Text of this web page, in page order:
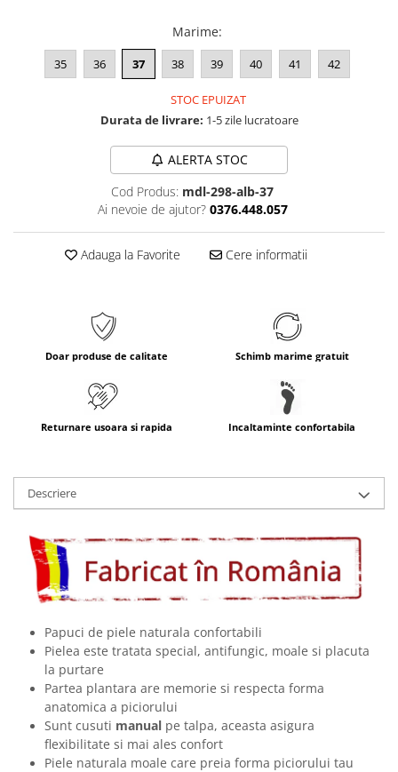
Marime:
35 36 37 38 39 40 41 42
STOC EPUIZAT
Durata de livrare: 1-5 zile lucratoare
ALERTA STOC
Cod Produs: mdl-298-alb-37
Ai nevoie de ajutor? 0376.448.057
Adauga la Favorite Cere informatii
Doar produse de calitate Schimb marime gratuit
Returnare usoara si rapida Incaltaminte confortabila
Descriere
Papuci de piele naturala confortabili
Pielea este tratata special, antifungic, moale si placuta
la purtare
Partea plantara are memorie si respecta forma
anatomica a piciorului
Sunt cusuti manual pe talpa, aceasta asigura
flexibilitate si mai ales confort
Piele naturala moale care preia forma piciorului tau